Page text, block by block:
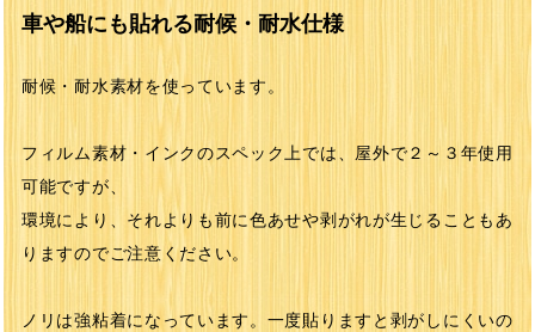
車や船にも貼れる耐候・耐水仕様
耐候・耐水素材を使っています。
フィルム素材・インクのスペック上では、屋外で２～３年使用
可能ですが、
環境により、それよりも前に色あせや剥がれが生じることもあ
りますのでご注意ください。
ノリは強粘着になっています。一度貼りますと剥がしにくいの